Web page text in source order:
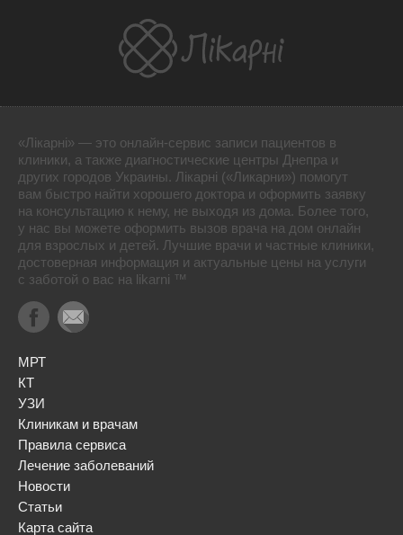
«Лікарні» — это онлайн-сервис записи пациентов в
клиники, а также диагностические центры Днепра и
других городов Украины. Лікарні («Ликарни») помогут
вам быстро найти хорошего доктора и оформить заявку
на консультацию к нему, не выходя из дома. Более того,
у нас вы можете оформить вызов врача на дом онлайн
для взрослых и детей. Лучшие врачи и частные клиники,
достоверная информация и актуальные цены на услуги
с заботой о вас на likarni ™
МРТ
КТ
УЗИ
Клиникам и врачам
Правила сервиса
Лечение заболеваний
Новости
Статьи
Карта сайта